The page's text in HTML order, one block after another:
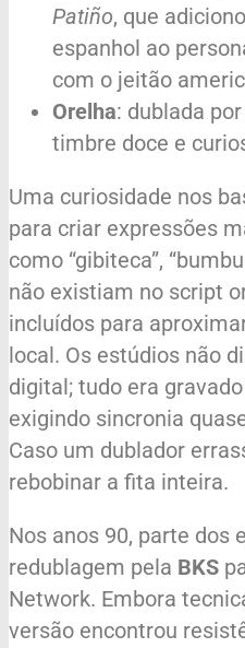
Patiño, que
espanhol ao
com o jeitão
Orelha: dublada por
timbre doce e
Uma curiosidade nos
para criar expressões
como “gibiteca”,
não existiam no script
incluídos para
local. Os estúdios não
digital; tudo era
exigindo sincronia
Caso um dublador
rebobinar a fita inteira.
Nos anos 90, parte dos
redublagem pela BKS
Network. Embora
versão encontrou